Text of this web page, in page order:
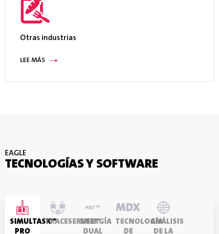
Otras industrias
LEE MÁS
EAGLE
TECNOLOGÍAS Y SOFTWARE
SIMULTASK™
PRO
TRACESERVER™
ENERGÍA
DUAL
TECNOLOGÍA
DE
ANÁLISIS
DE LA